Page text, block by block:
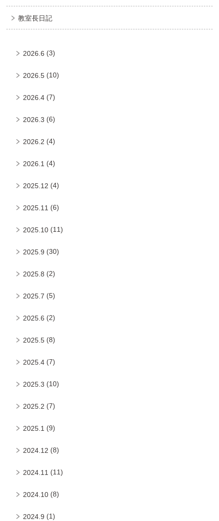
教室長日記
2026.6 (3)
2026.5 (10)
2026.4 (7)
2026.3 (6)
2026.2 (4)
2026.1 (4)
2025.12 (4)
2025.11 (6)
2025.10 (11)
2025.9 (30)
2025.8 (2)
2025.7 (5)
2025.6 (2)
2025.5 (8)
2025.4 (7)
2025.3 (10)
2025.2 (7)
2025.1 (9)
2024.12 (8)
2024.11 (11)
2024.10 (8)
2024.9 (1)